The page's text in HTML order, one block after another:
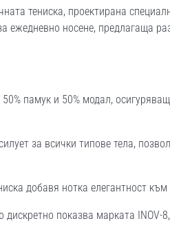
тениска, проектирана
ежедневно носене, предлагаща
памук и 50% модал,
за всички типове тела,
добавя нотка елегантност
дискретно показва марката